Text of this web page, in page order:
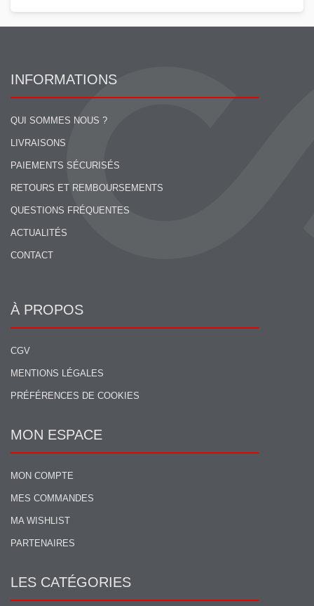
INFORMATIONS
QUI SOMMES NOUS ?
LIVRAISONS
PAIEMENTS SÉCURISÉS
RETOURS ET REMBOURSEMENTS
QUESTIONS FRÉQUENTES
ACTUALITÉS
CONTACT
À PROPOS
CGV
MENTIONS LÉGALES
PRÉFÉRENCES DE COOKIES
MON ESPACE
MON COMPTE
MES COMMANDES
MA WISHLIST
PARTENAIRES
LES CATÉGORIES